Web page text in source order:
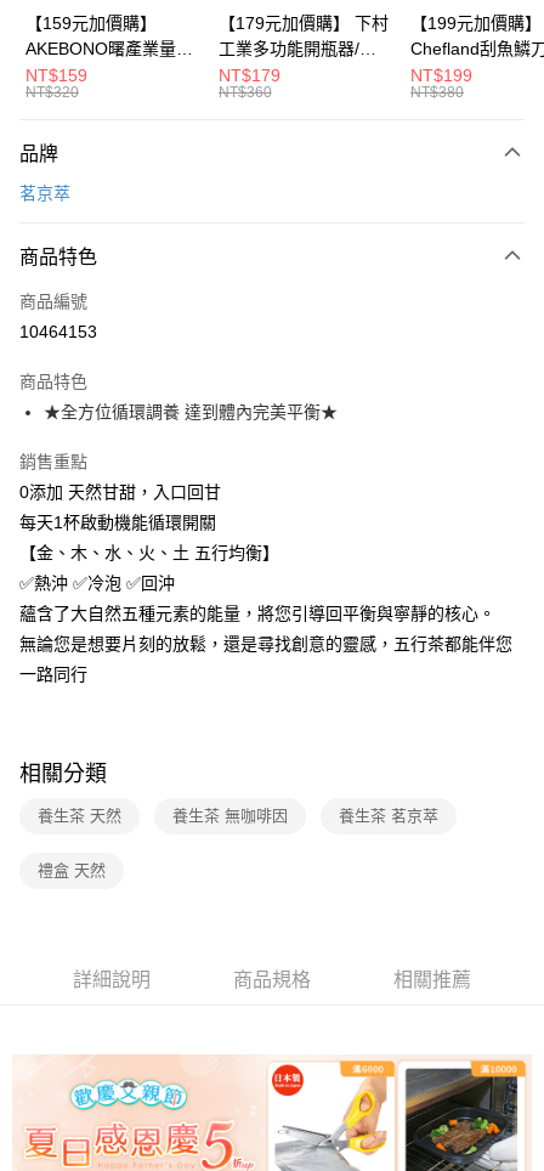
全盈+PAY
大哥付你分期
相關說明
2.付款方式選擇「大哥付你分期」，訂單成立後會自動跳轉到大哥付的交易
成交易。
4.訂單成立30分鐘內，如未前往確認交易或遇審核未通過，訂單將自動取
消。如遇「轉專審核」未通過狀況，表示未達大哥付你分期系統評分，恕無
【繳款方式說明】
1.分期款項不併入電信帳單，「大哥付你分期」於每月結算日後寄送繳費提
2.透過簡訊連結打開帳單後，可選擇「超商條碼／台灣大直營門市／銀行轉
1.本服務係由「台灣大哥大股份有限公司」（以下簡稱本公司）所提供，讓
用戶於交易時，得透過本服務購買商品或服務，並由商店將買賣／分期付款
2.基於同意付款使用「大哥付你分期」之契約關係目的，商店將以您的個人
資料（包含姓名、電話或地址）提供予台灣大哥大進項蒐集、處理及利用，
由本公司與您本人進行分期帳單所需資料之確認、核對及更正。
3.完整用戶服務條款，請詳閱以下連結：
運送方式
每筆NT$150，滿NT$299(含以上)免運費
【159元加價購】
AKEBONO曙產業量米
杯漏斗組(白)/量米杯/
米桶/量米用具/任二件8
NT$159
NT$320
【179元加價購】 下村
工業多功能開瓶器/開
瓶器/餐廚用品/料理道
具/任二件8折
NT$179
NT$360
【199元加價購】
Chefland刮魚鱗
魚鱗器/廚房用品/
道具/任二件8折
NT$199
NT$380
品牌
茗京萃
商品特色
商品編號
10464153
商品特色
★全方位循環調養 達到體內完美平衡★
銷售重點
0添加 天然甘甜，入口回甘
每天1杯啟動機能循環開關
【金、木、水、火、土 五行均衡】
✅熱沖 ✅冷泡 ✅回沖
蘊含了大自然五種元素的能量，將您引導回平衡與寧靜的核心。
無論您是想要片刻的放鬆，還是尋找創意的靈感，五行茶都能伴您
一路同行
相關分類
養生茶 天然 養生茶 無咖啡因 養生茶 茗京萃
禮盒 天然
詳細說明 商品規格 相關推薦